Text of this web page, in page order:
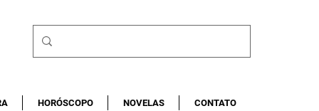
HORÓSCOPO NOVELAS CONTATO